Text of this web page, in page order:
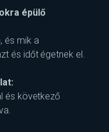
épülő
és mik a
és időt égetnek el.
és következő